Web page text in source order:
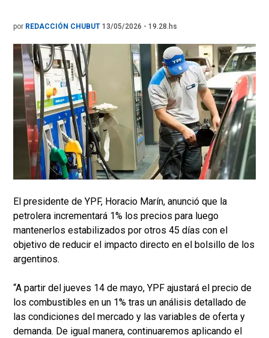
por REDACCIÓN CHUBUT 13/05/2026 - 19.28.hs
El presidente de YPF, Horacio Marín, anunció que la
petrolera incrementará 1% los precios para luego
mantenerlos estabilizados por otros 45 días con el
objetivo de reducir el impacto directo en el bolsillo de los
argentinos.
“A partir del jueves 14 de mayo, YPF ajustará el precio de
los combustibles en un 1% tras un análisis detallado de
las condiciones del mercado y las variables de oferta y
demanda. De igual manera, continuaremos aplicando el